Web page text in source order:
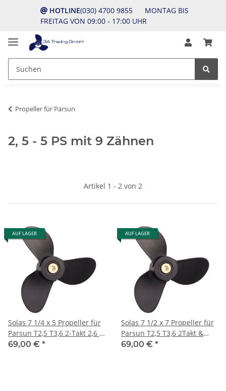
HOTLINE(030) 4700 9855 MONTAG BIS
FREITAG VON 09:00 - 17:00 UHR
Propeller für Parsun
2, 5 - 5 PS mit 9 Zähnen
Artikel 1 - 2 von 2
AUF LAGER
Solas 7 1/4 x 5 Propeller für
Parsun T2,5 T3,6 2-Takt 2,6 4
5 4-Takt 9 Zähne
69,00 € *
AUF LAGER
Solas 7 1/2 x 7 Propeller für
Parsun T2,5 T3,6 2Takt &
F2,6 F4 F5 4Takt 9 Zähne
69,00 € *